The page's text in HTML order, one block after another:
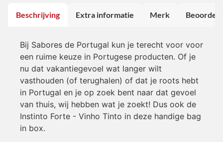
Beschrijving Extra informatie Merk
Bij Sabores de Portugal kun je terecht voor voor
een ruime keuze in Portugese producten. Of je
nu dat vakantiegevoel wat langer wilt
vasthouden (of terughalen) of dat je roots hebt
in Portugal en je op zoek bent naar dat gevoel
van thuis, wij hebben wat je zoekt! Dus ook de
Instinto Forte - Vinho Tinto in deze handige bag
in box.